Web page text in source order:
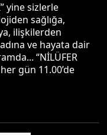
yine sizlerle
sağlığa,
ilişkilerden
ve hayata dair
“NİLÜFER
gün 11.00’de